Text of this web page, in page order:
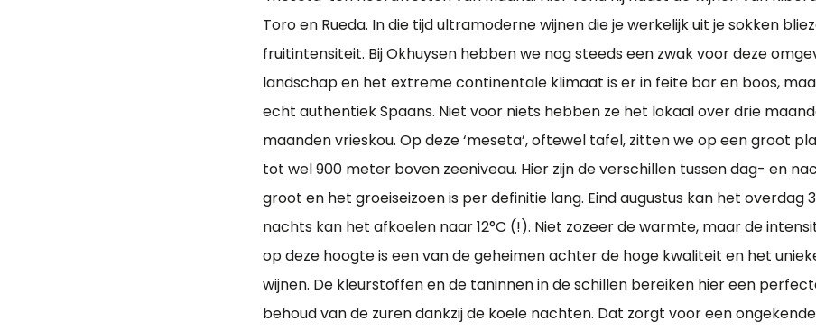
Toro en Rueda. In die tijd ultramoderne wijnen die je werkelijk uit je sokken
fruitintensiteit. Bij Okhuysen hebben we nog steeds een zwak voor deze
landschap en het extreme continentale klimaat is er in feite bar en boos,
echt authentiek Spaans. Niet voor niets hebben ze het lokaal over drie
maanden vrieskou. Op deze ‘meseta’, oftewel tafel, zitten we op een groot
tot wel 900 meter boven zeeniveau. Hier zijn de verschillen tussen dag- en
groot en het groeiseizoen is per definitie lang. Eind augustus kan het overdag
nachts kan het afkoelen naar 12°C (!). Niet zozeer de warmte, maar de
op deze hoogte is een van de geheimen achter de hoge kwaliteit en het
wijnen. De kleurstoffen en de taninnen in de schillen bereiken hier een
behoud van de zuren dankzij de koele nachten. Dat zorgt voor een